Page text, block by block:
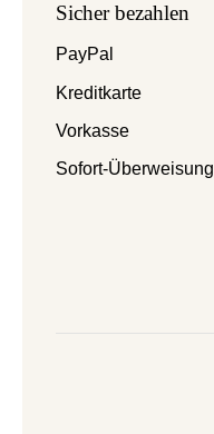
Sicher bezahlen
PayPal
Kreditkarte
Vorkasse
Sofort-Überweisung